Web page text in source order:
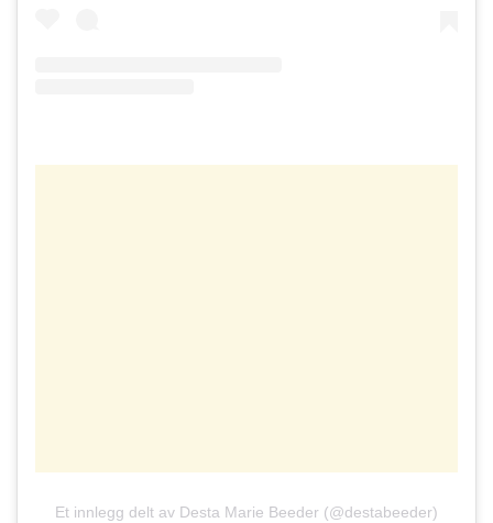
Et innlegg delt av Desta Marie Beeder (@destabeeder)